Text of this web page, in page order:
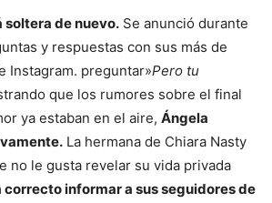
soltera de nuevo. Se anunció durante
y respuestas con sus más de
Instagram. preguntar»Pero tu
que los rumores sobre el final
ya estaban en el aire, Ángela
La hermana de Chiara Nasty
no le gusta revelar su vida privada
correcto informar a sus seguidores de